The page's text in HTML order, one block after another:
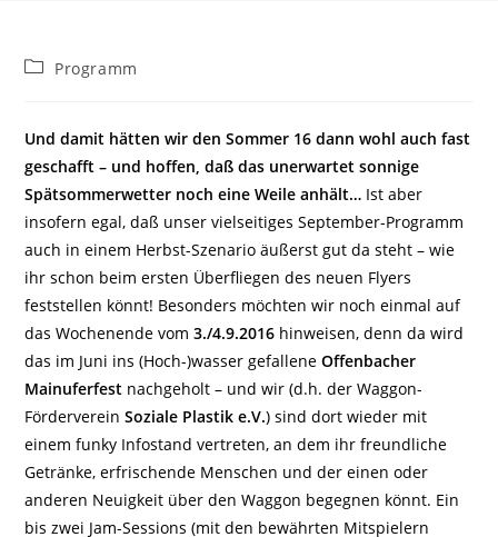
Beitrags-
Programm
Und damit hätten wir den Sommer 16 dann wohl auch fast
geschafft – und hoffen, daß das unerwartet sonnige
Spätsommerwetter noch eine Weile anhält… Ist aber
insofern egal, daß unser vielseitiges September-Programm
auch in einem Herbst-Szenario äußerst gut da steht – wie
ihr schon beim ersten Überfliegen des neuen Flyers
feststellen könnt! Besonders möchten wir noch einmal auf
das Wochenende vom3./4.9.2016 hinweisen, denn da wird
das im Juni ins (Hoch-)wasser gefalleneOffenbacher
Mainuferfest nachgeholt – und wir (d.h. der Waggon-
FördervereinSoziale Plastik e.V.) sind dort wieder mit
einem funky Infostand vertreten, an dem ihr freundliche
Getränke, erfrischende Menschen und der einen oder
anderen Neuigkeit über den Waggon begegnen könnt. Ein
bis zwei Jam-Sessions (mit den bewährten Mitspielern